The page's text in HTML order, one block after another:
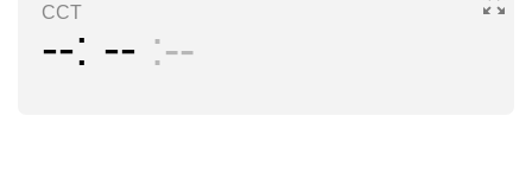
CCT
-- -- --